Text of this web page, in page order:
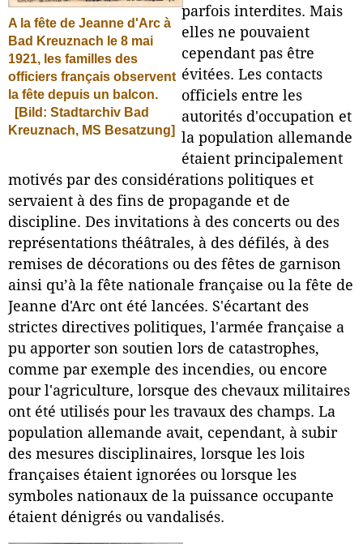
A la fête de Jeanne d'Arc à
Bad Kreuznach le 8 mai
1921, les familles des
officiers français observent
la fête depuis un balcon.
[Bild: Stadtarchiv Bad
Kreuznach, MS Besatzung]
parfois interdites. Mais
elles ne pouvaient
cependant pas être
évitées. Les contacts
officiels entre les
autorités d'occupation et
la population allemande
étaient principalement
motivés par des considérations politiques et
servaient à des fins de propagande et de
discipline. Des invitations à des concerts ou des
représentations théâtrales, à des défilés, à des
remises de décorations ou des fêtes de garnison
ainsi qu’à la fête nationale française ou la fête de
Jeanne d'Arc ont été lancées. S'écartant des
strictes directives politiques, l'armée française a
pu apporter son soutien lors de catastrophes,
comme par exemple des incendies, ou encore
pour l'agriculture, lorsque des chevaux militaires
ont été utilisés pour les travaux des champs. La
population allemande avait, cependant, à subir
des mesures disciplinaires, lorsque les lois
françaises étaient ignorées ou lorsque les
symboles nationaux de la puissance occupante
étaient dénigrés ou vandalisés.